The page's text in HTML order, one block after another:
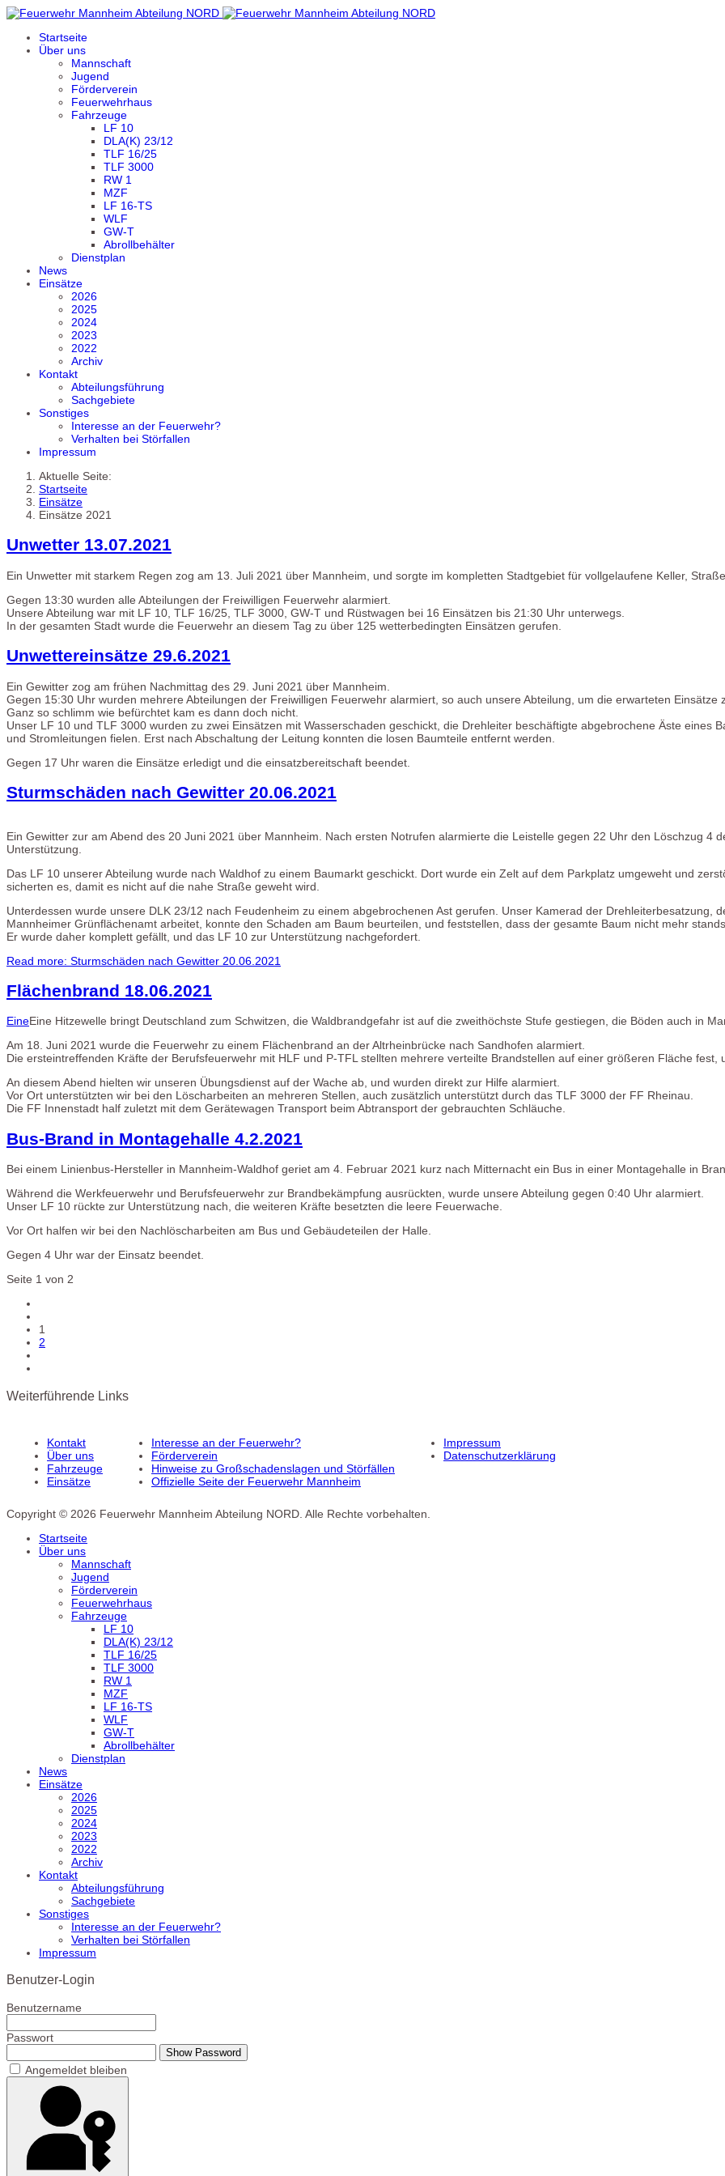
Startseite
Über uns
Mannschaft
Jugend
Förderverein
Feuerwehrhaus
Fahrzeuge
LF 10
DLA(K) 23/12
TLF 16/25
TLF 3000
RW 1
MZF
LF 16-TS
WLF
GW-T
Abrollbehälter
Dienstplan
News
Einsätze
2026
2025
2024
2023
2022
Archiv
Kontakt
Abteilungsführung
Sachgebiete
Sonstiges
Interesse an der Feuerwehr?
Verhalten bei Störfallen
Impressum
Aktuelle Seite:
Startseite
Einsätze
Einsätze 2021
Unwetter 13.07.2021
Ein Unwetter mit starkem Regen zog am 13. Juli 2021 über Mannheim, und sorgte im kompletten Stadtgebiet für vollgelaufene Keller,
Gegen 13:30 wurden alle Abteilungen der Freiwilligen Feuerwehr alarmiert.
Unsere Abteilung war mit LF 10, TLF 16/25, TLF 3000, GW-T und Rüstwagen bei 16 Einsätzen bis 21:30 Uhr unterwegs.
In der gesamten Stadt wurde die Feuerwehr an diesem Tag zu über 125 wetterbedingten Einsätzen gerufen.
Unwettereinsätze 29.6.2021
Ein Gewitter zog am frühen Nachmittag des 29. Juni 2021 über Mannheim.
Gegen 15:30 Uhr wurden mehrere Abteilungen der Freiwilligen Feuerwehr alarmiert, so auch unsere Abteilung, um die erwarteten Einsätze
Ganz so schlimm wie befürchtet kam es dann doch nicht.
Unser LF 10 und TLF 3000 wurden zu zwei Einsätzen mit Wasserschaden geschickt, die Drehleiter beschäftigte abgebrochene Äste eines
und Stromleitungen fielen. Erst nach Abschaltung der Leitung konnten die losen Baumteile entfernt werden.
Gegen 17 Uhr waren die Einsätze erledigt und die einsatzbereitschaft beendet.
Sturmschäden nach Gewitter 20.06.2021
Ein Gewitter zur am Abend des 20 Juni 2021 über Mannheim. Nach ersten Notrufen alarmierte die Leistelle gegen 22 Uhr den Löschzug 4
Unterstützung.
Das LF 10 unserer Abteilung wurde nach Waldhof zu einem Baumarkt geschickt. Dort wurde ein Zelt auf dem Parkplatz umgeweht und
sicherten es, damit es nicht auf die nahe Straße geweht wird.
Unterdessen wurde unsere DLK 23/12 nach Feudenheim zu einem abgebrochenen Ast gerufen. Unser Kamerad der Drehleiterbesatzung,
Mannheimer Grünflächenamt arbeitet, konnte den Schaden am Baum beurteilen, und feststellen, dass der gesamte Baum nicht mehr
Er wurde daher komplett gefällt, und das LF 10 zur Unterstützung nachgefordert.
Read more: Sturmschäden nach Gewitter 20.06.2021
Flächenbrand 18.06.2021
EineEine Hitzewelle bringt Deutschland zum Schwitzen, die Waldbrandgefahr ist auf die zweithöchste Stufe gestiegen, die Böden auch in
Am 18. Juni 2021 wurde die Feuerwehr zu einem Flächenbrand an der Altrheinbrücke nach Sandhofen alarmiert.
Die ersteintreffenden Kräfte der Berufsfeuerwehr mit HLF und P-TFL stellten mehrere verteilte Brandstellen auf einer größeren Fläche fest,
An diesem Abend hielten wir unseren Übungsdienst auf der Wache ab, und wurden direkt zur Hilfe alarmiert.
Vor Ort unterstützten wir bei den Löscharbeiten an mehreren Stellen, auch zusätzlich unterstützt durch das TLF 3000 der FF Rheinau.
Die FF Innenstadt half zuletzt mit dem Gerätewagen Transport beim Abtransport der gebrauchten Schläuche.
Bus-Brand in Montagehalle 4.2.2021
Bei einem Linienbus-Hersteller in Mannheim-Waldhof geriet am 4. Februar 2021 kurz nach Mitternacht ein Bus in einer Montagehalle in
Während die Werkfeuerwehr und Berufsfeuerwehr zur Brandbekämpfung ausrückten, wurde unsere Abteilung gegen 0:40 Uhr alarmiert.
Unser LF 10 rückte zur Unterstützung nach, die weiteren Kräfte besetzten die leere Feuerwache.
Vor Ort halfen wir bei den Nachlöscharbeiten am Bus und Gebäudeteilen der Halle.
Gegen 4 Uhr war der Einsatz beendet.
Seite 1 von 2
1
2
Weiterführende Links
Kontakt
Über uns
Fahrzeuge
Einsätze
Interesse an der Feuerwehr?
Förderverein
Hinweise zu Großschadenslagen und Störfällen
Offizielle Seite der Feuerwehr Mannheim
Impressum
Datenschutzerklärung
Copyright © 2026 Feuerwehr Mannheim Abteilung NORD. Alle Rechte vorbehalten.
Startseite
Über uns
Mannschaft
Jugend
Förderverein
Feuerwehrhaus
Fahrzeuge
LF 10
DLA(K) 23/12
TLF 16/25
TLF 3000
RW 1
MZF
LF 16-TS
WLF
GW-T
Abrollbehälter
Dienstplan
News
Einsätze
2026
2025
2024
2023
2022
Archiv
Kontakt
Abteilungsführung
Sachgebiete
Sonstiges
Interesse an der Feuerwehr?
Verhalten bei Störfallen
Impressum
Benutzer-Login
Benutzername
Passwort
Show Password
Angemeldet bleiben